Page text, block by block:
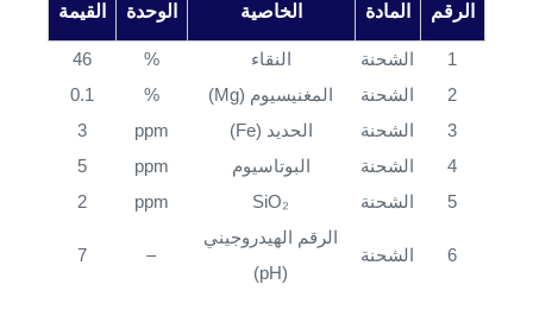
الرقم المادة الخاصية الوحدة القيمة
1 الشحنة النقاء %
46
2
الشحنة المغنيسيوم (Mg) %
0.1
3
الشحنة الحديد (Fe) ppm
3
4
الشحنة البوتاسيوم ppm
5
5
الشحنة SiO₂
ppm
2
6 الشحنة
الرقم الهيدروجيني
(pH)
–
7